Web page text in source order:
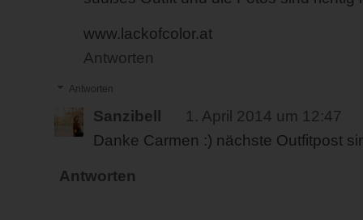
www.lackofcolor.at
Antworten
Antworten
Sanzibell
1. April 2014 um 12:47
Danke Carmen :) nächste Outfitpost
Antworten